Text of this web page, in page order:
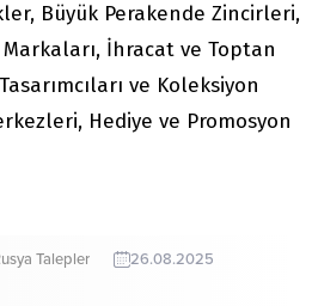
Büyük Perakende Zincirleri,
İhracat ve Toptan
ve Koleksiyon
Hediye ve Promosyon
Talepler 26.08.2025